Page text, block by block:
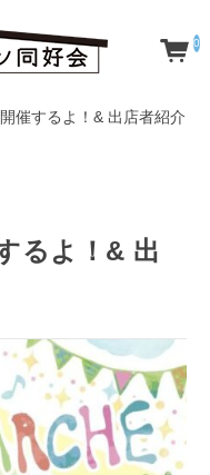
0
催するよ！& 出店者紹介
るよ！& 出